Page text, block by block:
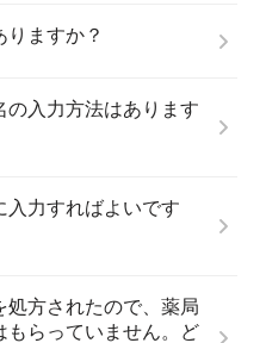
りますか？
の入力方法はあります
入力すればよいです
処方されたので、薬局
もらっていません。ど